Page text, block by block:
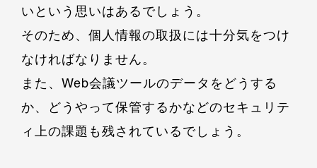
いという思いはあるでしょう。
そのため、個人情報の取扱には十分気をつけ
なければなりません。
また、Web会議ツールのデータをどうする
か、どうやって保管するかなどのセキュリテ
ィ上の課題も残されているでしょう。